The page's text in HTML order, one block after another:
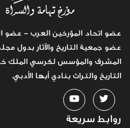
عضو اتحاد المؤرخين العرب - عضو
عضو جمعية التاريخ والآثار بدول
المشرف والمؤسس لكرسي الملك
التاريخ والتراث بنادي أبها الأدبي.
روابط سريعة